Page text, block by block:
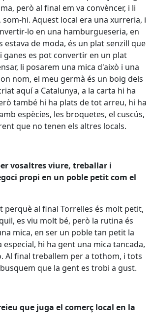
però al final em va convèncer, i li
som-hi. Aquest local era una xurreria, i
lo en una hamburgueseria, en
estava de moda, és un plat senzill que
ganes es pot convertir en un plat
li posarem una mica d'això i una
nom, el meu germà és un boig dels
aquí a Catalunya, a la carta hi ha
també hi ha plats de tot arreu, hi ha
espècies, les broquetes, el cuscús,
que no tenen els altres locals.
vosaltres viure, treballar i
propi en un poble petit com el
perquè al final Torrelles és molt petit,
es viu molt bé, però la rutina és
mica, en ser un poble tan petit la
especial, hi ha gent una mica tancada,
Al final treballem per a tothom, i tots
que la gent es trobi a gust.
que juga el comerç local en la